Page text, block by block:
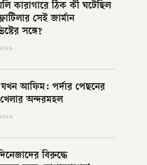
কারাগারে ঠিক কী ঘটেছিল
সেই জার্মান
সঙ্গে?
আফিম: পর্দার পেছনের
অন্দরমহল
বিরুদ্ধে